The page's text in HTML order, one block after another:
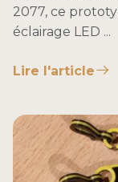
2077, ce
éclairage LED ...
Lire l'article